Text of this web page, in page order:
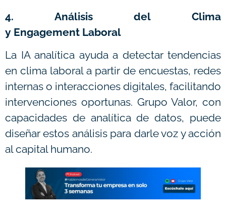
4. Análisis del Clima
y Engagement Laboral
La IA analítica ayuda a detectar tendencias
en clima laboral a partir de encuestas, redes
internas o interacciones digitales, facilitando
intervenciones oportunas. Grupo Valor, con
capacidades de analítica de datos, puede
diseñar estos análisis para darle voz y acción
al capital humano.